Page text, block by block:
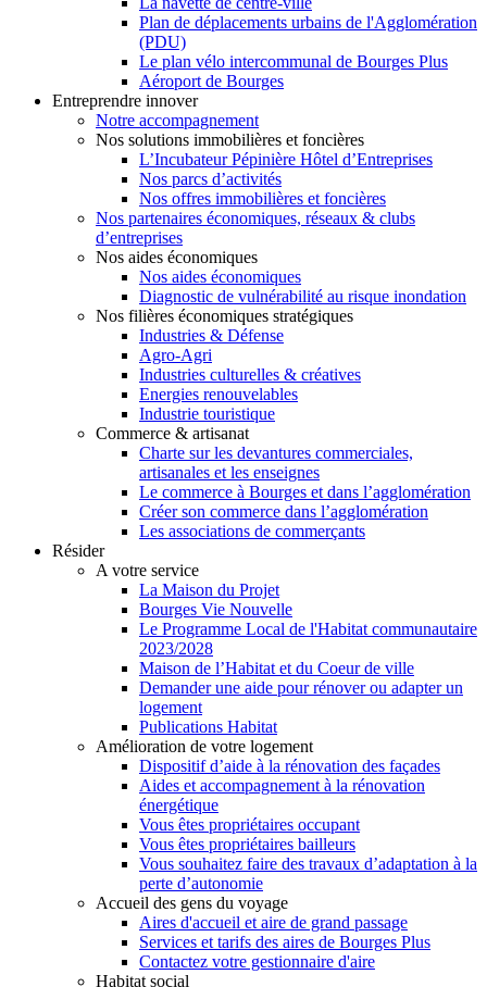
Plan de déplacements urbains de l'Agglomération
(PDU)
Le plan vélo intercommunal de Bourges Plus
Aéroport de Bourges
Entreprendre innover
Notre accompagnement
Nos solutions immobilières et foncières
L’Incubateur Pépinière Hôtel d’Entreprises
Nos parcs d’activités
Nos offres immobilières et foncières
Nos partenaires économiques, réseaux & clubs
d’entreprises
Nos aides économiques
Nos aides économiques
Diagnostic de vulnérabilité au risque inondation
Nos filières économiques stratégiques
Industries & Défense
Agro-Agri
Industries culturelles & créatives
Energies renouvelables
Industrie touristique
Commerce & artisanat
Charte sur les devantures commerciales,
artisanales et les enseignes
Le commerce à Bourges et dans l’agglomération
Créer son commerce dans l’agglomération
Les associations de commerçants
Résider
A votre service
La Maison du Projet
Bourges Vie Nouvelle
Le Programme Local de l'Habitat communautaire
2023/2028
Maison de l’Habitat et du Coeur de ville
Demander une aide pour rénover ou adapter un
logement
Publications Habitat
Amélioration de votre logement
Dispositif d’aide à la rénovation des façades
Aides et accompagnement à la rénovation
énergétique
Vous êtes propriétaires occupant
Vous êtes propriétaires bailleurs
Vous souhaitez faire des travaux d’adaptation à la
perte d’autonomie
Accueil des gens du voyage
Aires d'accueil et aire de grand passage
Services et tarifs des aires de Bourges Plus
Contactez votre gestionnaire d'aire
Habitat social